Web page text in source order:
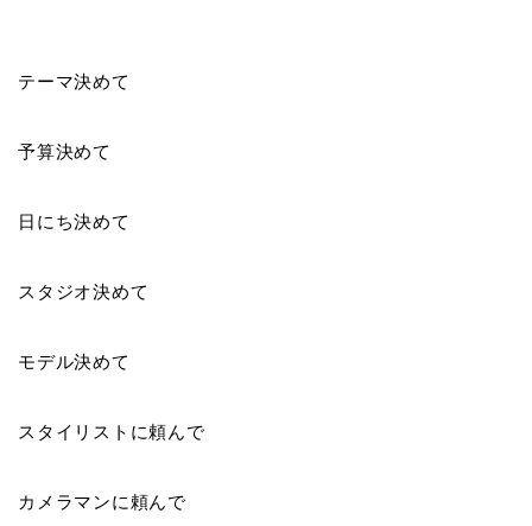
テーマ決めて
予算決めて
日にち決めて
スタジオ決めて
モデル決めて
スタイリストに頼んで
カメラマンに頼んで